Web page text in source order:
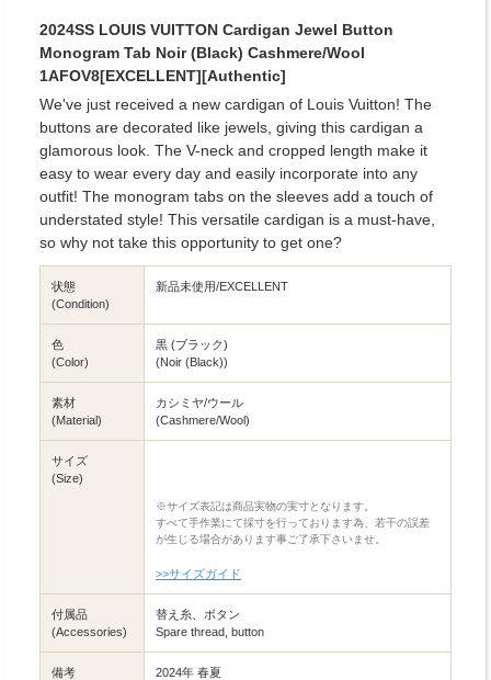
2024SS LOUIS VUITTON Cardigan Jewel Button
Monogram Tab Noir (Black) Cashmere/Wool
1AFOV8[EXCELLENT][Authentic]
We've just received a new cardigan of Louis Vuitton! The
buttons are decorated like jewels, giving this cardigan a
glamorous look. The V-neck and cropped length make it
easy to wear every day and easily incorporate into any
outfit! The monogram tabs on the sleeves add a touch of
understated style! This versatile cardigan is a must-have,
so why not take this opportunity to get one?
状態
(Condition)
新品未使用/EXCELLENT
色
(Color)
黒 (ブラック)
(Noir (Black))
素材
(Material)
カシミヤ/ウール
(Cashmere/Wool)
サイズ
(Size)
※サイズ表記は商品実物の実寸となります。
すべて手作業にて採寸を行っております為、若干の誤差
が生じる場合があります事ご了承下さいませ。
>>サイズガイド
付属品
(Accessories)
替え糸、ボタン
Spare thread, button
備考 2024年 春夏